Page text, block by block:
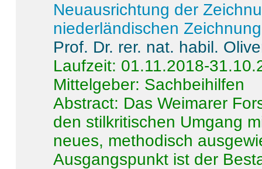
Neuausrichtung der
niederländischen
Prof. Dr. rer. nat. habil.
Laufzeit: 01.11.2018-
Mittelgeber: Sachbeihilfen
Abstract: Das Weimarer
den stilkritischen Umgang
neues, methodisch
Ausgangspunkt ist der